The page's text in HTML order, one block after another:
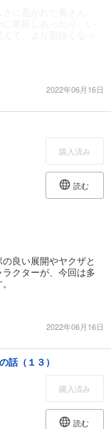
2022年06月16日
購入済み
読む
良い展開やヤクザと
クターが、今回は多
2022年06月16日
話（１３）
購入済み
読む